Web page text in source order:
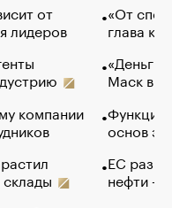
от
лидеров
компании
«От
глава
«Деньги
Маск в
Функции
основ
ЕС
нефти —